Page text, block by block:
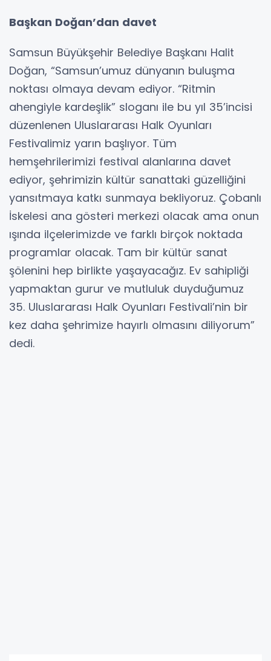
Başkan Doğan’dan davet
Samsun Büyükşehir Belediye Başkanı Halit
Doğan, “Samsun’umuz dünyanın buluşma
noktası olmaya devam ediyor. “Ritmin
ahengiyle kardeşlik” sloganı ile bu yıl 35’incisi
düzenlenen Uluslararası Halk Oyunları
Festivalimiz yarın başlıyor. Tüm
hemşehrilerimizi festival alanlarına davet
ediyor, şehrimizin kültür sanattaki güzelliğini
yansıtmaya katkı sunmaya bekliyoruz. Çobanlı
İskelesi ana gösteri merkezi olacak ama onun
ışında ilçelerimizde ve farklı birçok noktada
programlar olacak. Tam bir kültür sanat
şölenini hep birlikte yaşayacağız. Ev sahipliği
yapmaktan gurur ve mutluluk duyduğumuz
35. Uluslararası Halk Oyunları Festivali’nin bir
kez daha şehrimize hayırlı olmasını diliyorum”
dedi.